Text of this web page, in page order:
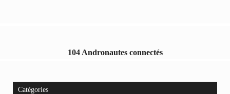
104 Andronautes connectés
Catégories